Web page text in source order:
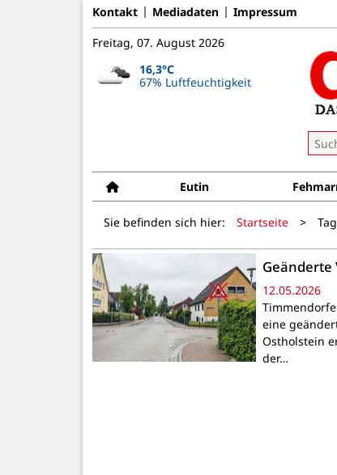
Kontakt Mediadaten Impressum
Freitag, 07. August 2026
16,3°C
67% Luftfeuchtigkeit
Eutin
Sie befinden sich hier: Startseite >
12.05.2026
eine
Ostholstein
der…